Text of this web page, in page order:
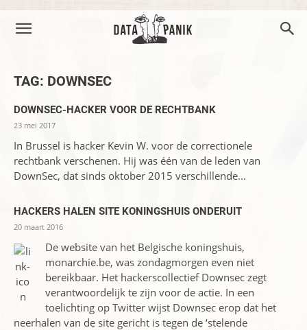
TAG: DOWNSEC
DOWNSEC-HACKER VOOR DE RECHTBANK
23 mei 2017
In Brussel is hacker Kevin W. voor de correctionele
rechtbank verschenen. Hij was één van de leden van
DownSec, dat sinds oktober 2015 verschillende...
HACKERS HALEN SITE KONINGSHUIS ONDERUIT
20 maart 2016
De website van het Belgische koningshuis,
monarchie.be, was zondagmorgen even niet
bereikbaar. Het hackerscollectief Downsec zegt
verantwoordelijk te zijn voor de actie. In een
toelichting op Twitter wijst Downsec erop dat het
neerhalen van de site gericht is tegen de ‘stelende